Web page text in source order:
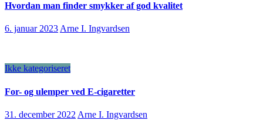
Hvordan man finder smykker af god kvalitet
6. januar 2023Arne I. Ingvardsen
Ikke kategoriseret
For- og ulemper ved E-cigaretter
31. december 2022 Arne I. Ingvardsen